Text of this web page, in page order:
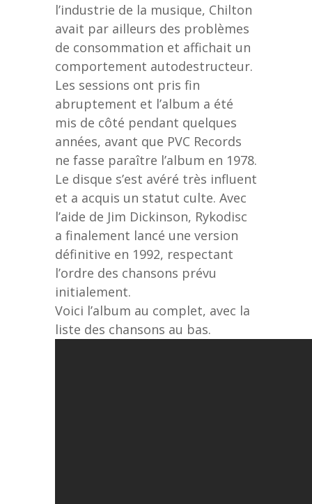
l’industrie de la musique, Chilton
avait par ailleurs des problèmes
de consommation et affichait un
comportement autodestructeur.
Les sessions ont pris fin
abruptement et l’album a été
mis de côté pendant quelques
années, avant que PVC Records
ne fasse paraître l’album en 1978.
Le disque s’est avéré très influent
et a acquis un statut culte. Avec
l’aide de Jim Dickinson, Rykodisc
a finalement lancé une version
définitive en 1992, respectant
l’ordre des chansons prévu
initialement.
Voici l’album au complet, avec la
liste des chansons au bas.